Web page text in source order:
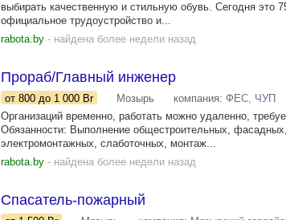
выбирать качественную и стильную обувь. Сегодня это
официальное трудоустройство и...
rabota.by - найдена более недели назад
Прораб/Главный инженер
от 800 до 1 000 Br Мозырь компания: ФЕС, ЧУП
Организаций временно, работать можно удаленно,
Обязанности: Выполнение общестроительных,
электромонтажных, слаботочных, монтаж...
rabota.by - найдена более недели назад
Спасатель-пожарный